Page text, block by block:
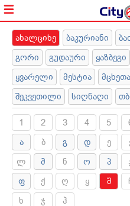
ახალციხე ბაკურიანი
გორი გუდაური ყაზბეგი
ყვარელი მესტია მცხეთა
შეკვეთილი სიღნაღი
1 2 3 4 5
ა ბ გ დ ე
ლ მ ნ ო პ
ფ ქ ღ ყ შ
ხ ჯ ჰ